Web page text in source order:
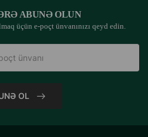
ABUNƏ OLUN
üçün e-poçt ünvanınızı qeyd edin.
OL